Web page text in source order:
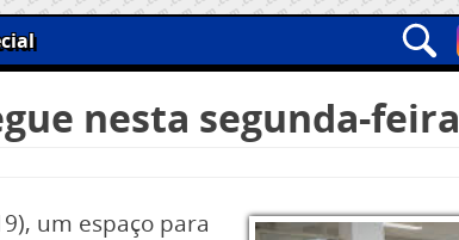
nesta segunda-feira
um espaço para